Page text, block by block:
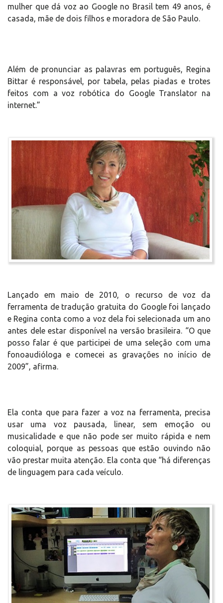
mulher que dá voz ao Google no Brasil tem 49 anos, é
casada, mãe de dois filhos e moradora de São Paulo.
Além de pronunciar as palavras em português, Regina
Bittar é responsável, por tabela, pelas piadas e trotes
feitos com a voz robótica do Google Translator na
internet.”
Lançado em maio de 2010, o recurso de voz da
ferramenta de tradução gratuita do Google foi lançado
e Regina conta como a voz dela foi selecionada um ano
antes dele estar disponível na versão brasileira. “O que
posso falar é que participei de uma seleção com uma
fonoaudióloga e comecei as gravações no início de
2009”, afirma.
Ela conta que para fazer a voz na ferramenta, precisa
usar uma voz pausada, linear, sem emoção ou
musicalidade e que não pode ser muito rápida e nem
coloquial, porque as pessoas que estão ouvindo não
vão prestar muita atenção. Ela conta que “há diferenças
de linguagem para cada veículo.